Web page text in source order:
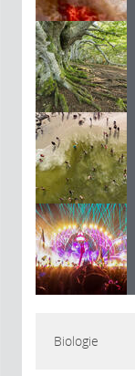
Biologie